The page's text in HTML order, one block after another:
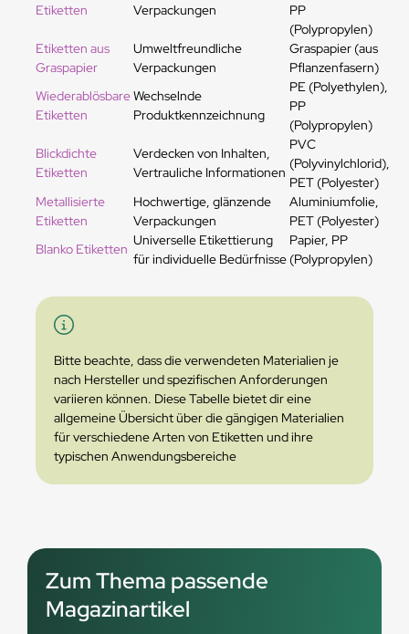
Etiketten
Verpackungen
PP
(Polypropylen)
Etiketten aus
Graspapier
Umweltfreundliche
Verpackungen
Graspapier (aus
Pflanzenfasern)
Wiederablösbare
Etiketten
Wechselnde
Produktkennzeichnung
PE (Polyethylen),
PP
(Polypropylen)
Blickdichte
Etiketten
Verdecken von Inhalten,
Vertrauliche Informationen
PVC
(Polyvinylchlorid),
PET (Polyester)
Metallisierte
Etiketten
Hochwertige, glänzende
Verpackungen
Aluminiumfolie,
PET (Polyester)
Blanko Etiketten
Universelle Etikettierung
für individuelle Bedürfnisse
Papier, PP
(Polypropylen)
Bitte beachte, dass die verwendeten Materialien je
nach Hersteller und spezifischen Anforderungen
variieren können. Diese Tabelle bietet dir eine
allgemeine Übersicht über die gängigen Materialien
für verschiedene Arten von Etiketten und ihre
typischen Anwendungsbereiche
Zum Thema passende
Magazinartikel